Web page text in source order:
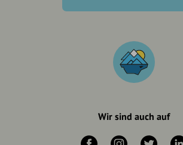
Wir sind auch auf